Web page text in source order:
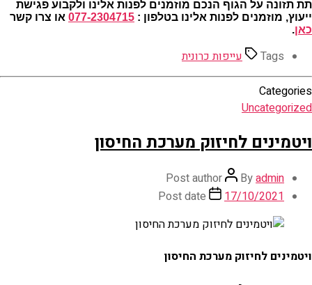
תת תזונה על הגוף הנכם מוזמנים לפנות אלינו ולקבוע פגישת
ייעוץ, מוזמנים לפנות אלינו בטלפון : 077-2304715 או צרו קשר
כאן.
Tags עייפות כרונית
Categories
Uncategorized
ויטמינים לחיזוק מערכת החיסון
Post author Byadmin
Post date
17/10/2021
ויטמינים לחיזוק מערכת החיסון